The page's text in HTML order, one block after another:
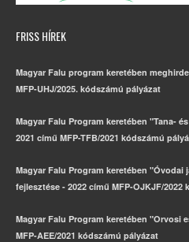
FRISS HÍREK
Magyar Falu program keretében
MFP-UHJ/2025. kódszámú pályázat
Magyar Falu Program keretében "Tana-
2021 című MFP-TFB/2021 kódszámú
Magyar Falu Program keretében
fejlesztése - 2022 című MFP-OJKJF/2022
Magyar Falu Program keretében "Orvosi
MFP-AEE/2021 kódszámú pályázat